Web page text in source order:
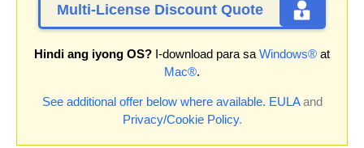
Multi-License Discount Quote
Hindi ang iyong OS? I-download para sa Windows® at
Mac®.
See additional offer below where available. EULAand
Privacy/Cookie Policy.